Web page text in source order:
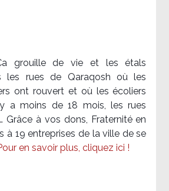
grouille de vie et les étals
les rues de Qaraqosh où les
ont rouvert et où les écoliers
a moins de 18 mois, les rues
Grâce à vos dons, Fraternité en
à 19 entreprises de la ville de se
en savoir plus, cliquez ici !